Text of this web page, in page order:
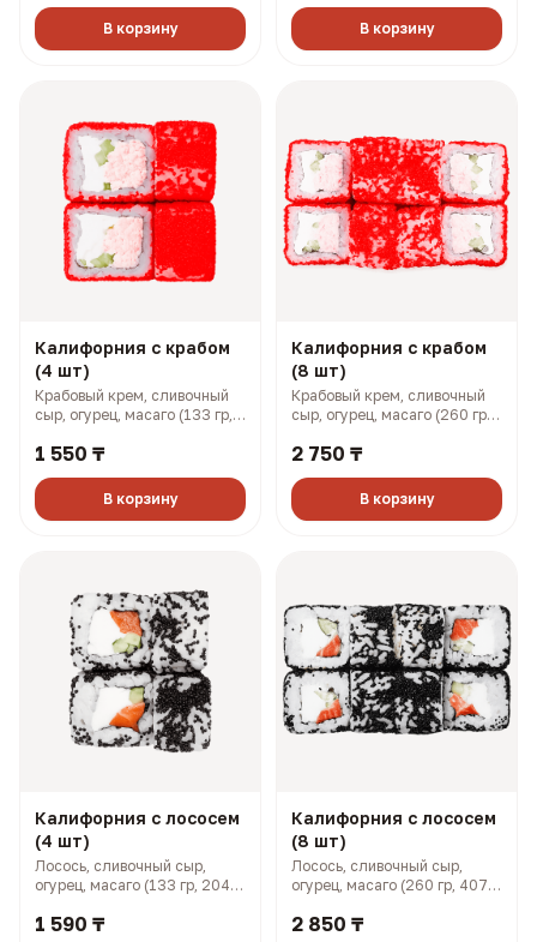
В корзину В корзину
Калифорния с крабом
(4 шт)
Крабовый крем, сливочный
сыр, огурец, масаго (133 гр,
1 550 ₸
В корзину
Калифорния с крабом
(8 шт)
Крабовый крем, сливочный
сыр, огурец, масаго (260 гр,
2 750 ₸
В корзину
Калифорния с лососем
(4 шт)
Лосось, сливочный сыр,
огурец, масаго (133 гр, 204
1 590 ₸
Калифорния с лососем
(8 шт)
Лосось, сливочный сыр,
огурец, масаго (260 гр, 407
2 850 ₸